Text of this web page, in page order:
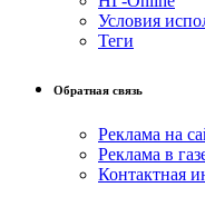
Условия
Теги
Обратная связь
Реклама на
Реклама в
Контактная